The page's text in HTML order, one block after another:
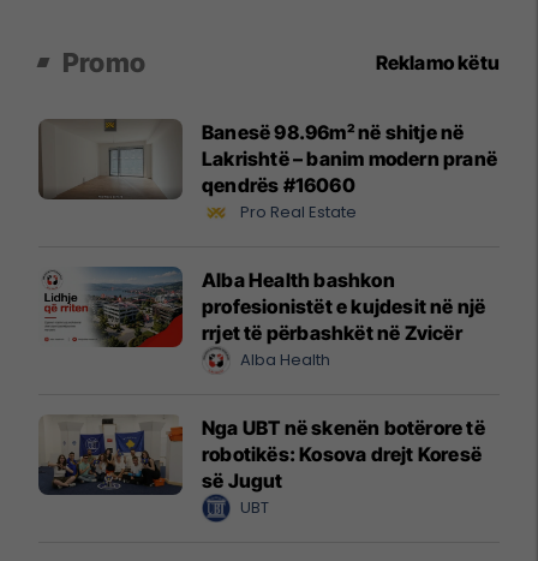
Promo Reklamo këtu
Banesë 98.96m² në shitje në
Lakrishtë – banim modern pranë
qendrës #16060
Pro Real Estate
Alba Health bashkon
profesionistët e kujdesit në një
rrjet të përbashkët në Zvicër
Alba Health
Nga UBT në skenën botërore të
robotikës: Kosova drejt Koresë
së Jugut
UBT